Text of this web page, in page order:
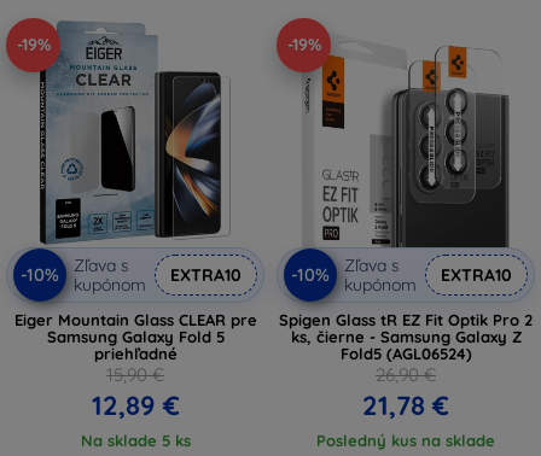
-19%
-10%
Zľava s
kupónom
EXTRA10
Eiger Mountain Glass CLEAR pre
Samsung Galaxy Fold 5
priehľadné
15,90 €
12,89 €
Na sklade 5 ks
-19%
-10%
Zľava s
kupónom
EXTRA10
Spigen Glass tR EZ Fit Optik Pro 2
ks, čierne - Samsung Galaxy Z
Fold5 (AGL06524)
26,90 €
21,78 €
Posledný kus na sklade